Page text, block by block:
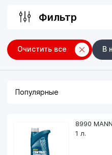
Фильтр
Очистить все В
8990
1 л.